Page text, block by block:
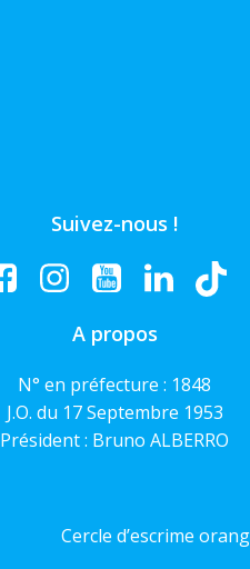
Suivez-nous !
A propos
N° en préfecture : 1848
J.O. du 17 Septembre 1953
Président : Bruno ALBERRO
Cercle d’escrime